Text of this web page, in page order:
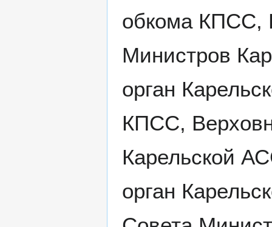
обкома КПСС,
Министров
орган
КПСС,
Карельской
орган